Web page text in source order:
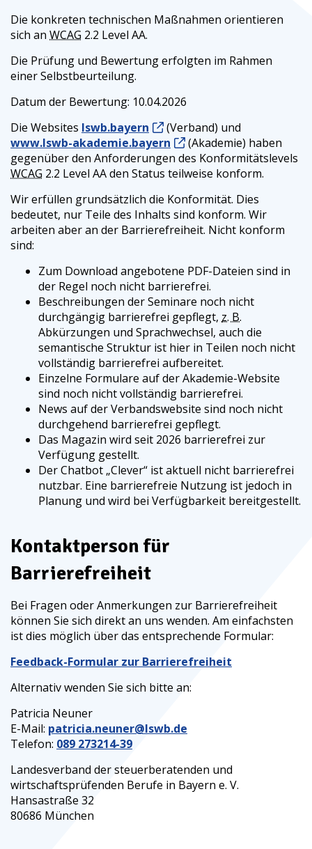
Die konkreten technischen Maßnahmen orientieren
sich an WCAG 2.2 Level AA.
Die Prüfung und Bewertung erfolgten im Rahmen
einer Selbstbeurteilung.
Datum der Bewertung: 10.04.2026
Die Websites lswb.bayern
(Verband) und
www.lswb-akademie.bayern
(Akademie) haben
gegenüber den Anforderungen des Konformitätslevels
WCAG 2.2 Level AAden Status teilweise konform.
Wir erfüllen grundsätzlich die Konformität. Dies
bedeutet, nur Teile des Inhalts sind konform. Wir
arbeiten aber an der Barrierefreiheit. Nicht konform
sind:
Zum Download angebotene PDF-Dateien sind in
der Regel noch nicht barrierefrei.
Beschreibungen der Seminare noch nicht
durchgängig barrierefrei gepflegt, z. B.
Abkürzungen und Sprachwechsel, auch die
semantische Struktur ist hier in Teilen noch nicht
vollständig barrierefrei aufbereitet.
Einzelne Formulare auf der Akademie-Website
sind noch nicht vollständig barrierefrei.
News auf der Verbandswebsite sind noch nicht
durchgehend barrierefrei gepflegt.
Das Magazin wird seit 2026 barrierefrei zur
Verfügung gestellt.
DerChatbot „Clever“ ist aktuell nicht barrierefrei
nutzbar. Eine barrierefreie Nutzung ist jedoch in
Planung und wird bei Verfügbarkeit bereitgestellt.
Kontaktperson für
Barrierefreiheit
Bei Fragen oder Anmerkungen zur Barrierefreiheit
können Sie sich direkt an uns wenden. Am einfachsten
ist dies möglich über das entsprechende Formular:
Feedback-Formular zur Barrierefreiheit
Alternativ wenden Sie sich bitte an:
Patricia Neuner
E-Mail: patricia.neuner@lswb.de
Telefon: 089 273214-39
Landesverband der steuerberatenden und
wirtschaftsprüfenden Berufe in Bayern e. V.
Hansastraße 32
80686 München